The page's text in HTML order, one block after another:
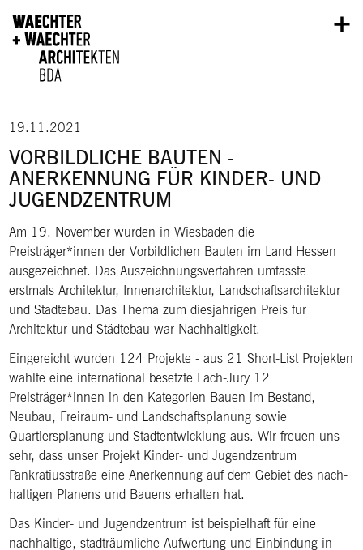
19.11.2021
VORBILDLICHE BAUTEN -
ANERKENNUNG FÜR KINDER- UND
JUGENDZENTRUM
Am 19. November wurden in Wiesbaden die
Preisträger*innen der Vorbildlichen Bauten im Land Hessen
ausgezeichnet. Das Auszeichnungsverfahren umfasste
erstmals Architektur, Innenarchitektur, Landschaftsarchitektur
und Städtebau. Das Thema zum diesjährigen Preis für
Architektur und Städtebau war Nachhaltigkeit.
Eingereicht wurden 124 Projekte - aus 21 Short-List Projekten
wählte eine international besetzte Fach-Jury 12
Preisträger*innen in den Kategorien Bauen im Bestand,
Neubau, Freiraum- und Landschaftsplanung sowie
Quartiersplanung und Stadtentwicklung aus. Wir freuen uns
sehr, dass unser Projekt Kinder- und Jugendzentrum
Pankratiusstraße eine Anerkennung auf dem Gebiet des nach­
haltigen Planens und Bauens erhalten hat.
Das Kinder- und Jugendzentrum ist beispielhaft für eine
nachhaltige, stadträumliche Aufwertung und Einbindung in